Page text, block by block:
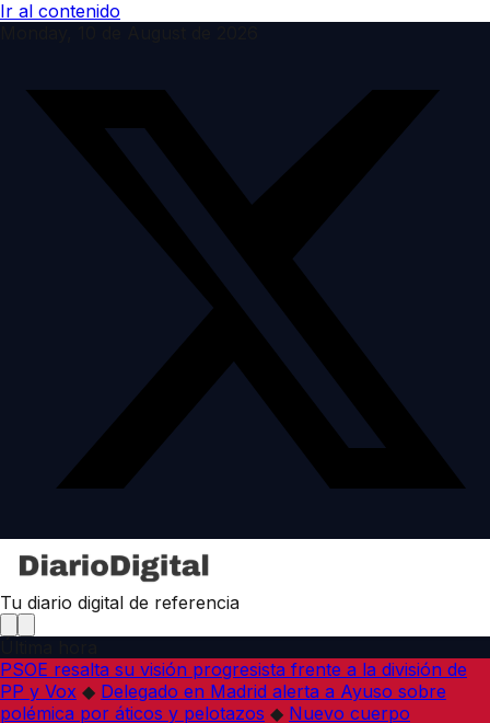
Ir al contenido
Tu diario digital de referencia
PSOE resalta su visión progresista frente a la división de
PP y Vox ◆ Delegado en Madrid alerta a Ayuso sobre
polémica por áticos y pelotazos ◆ Nuevo cuerpo